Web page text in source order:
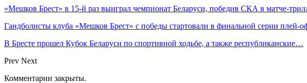
«Мешков Брест» в 15-й раз выиграл чемпионат Беларуси, победив СКА в матче-
Гандболисты клуба «Мешков Брест» с победы стартовали в финальной серии плей-
В Бресте прошел Кубок Беларуси по спортивной ходьбе, а также республиканские…
Prev Next
Комментарии закрыты.